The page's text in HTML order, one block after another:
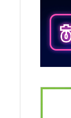
해한 표면 부식 물질"
분만에 진화...외국인
축 피해 최소화 '총